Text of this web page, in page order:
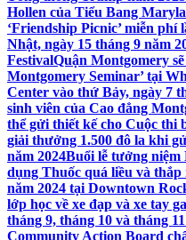
Hollen của Tiểu Bang
‘Friendship Picnic’ miễn
Nhật, ngày 15 tháng 9 năm
FestivalQuận Montgomery
Montgomery Seminar’ tại
Center vào thứ Bảy, ngày 7
sinh viên của Cao đẳng
thể gửi thiết kế cho Cuộc thi
giải thưởng 1.500 đô la khi
năm 2024Buổi lễ tưởng niệm
dụng Thuốc quá liều và
năm 2024 tại Downtown
lớp học về xe đạp và xe tay
tháng 9, tháng 10 và tháng
Community Action Board